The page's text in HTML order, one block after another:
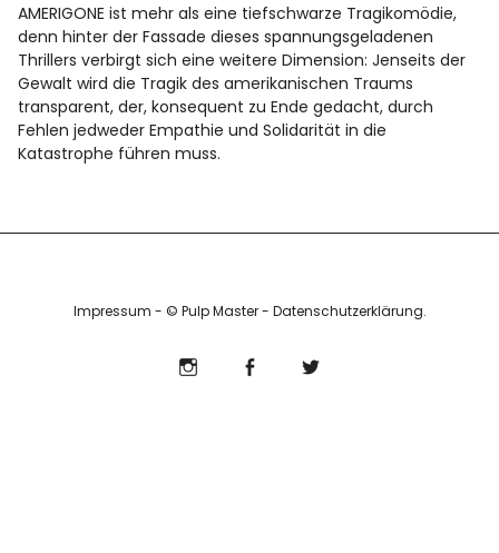
Info
AMERIGONE ist mehr als eine tiefschwarze Tragikomödie,
denn hinter der Fassade dieses spannungsgeladenen
Thrillers verbirgt sich eine weitere Dimension: Jenseits der
Gewalt wird die Tragik des amerikanischen Traums
transparent, der, konsequent zu Ende gedacht, durch
Fehlen jedweder Empathie und Solidarität in die
Katastrophe führen muss.
Impressum - © Pulp Master - Datenschutzerklärung